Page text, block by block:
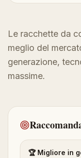
Le racchette da
meglio del
generazione,
massime.
🏆 Migliore in